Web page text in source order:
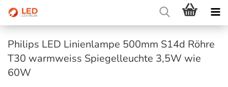
Philips LED Linienlampe 500mm S14d Röhre
T30 warmweiss Spiegelleuchte 3,5W wie
60W